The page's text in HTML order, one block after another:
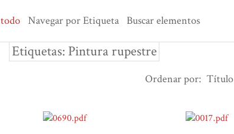
Navegar por Etiqueta Buscar elementos
Etiquetas: Pintura rupestre
Ordenar por: Título